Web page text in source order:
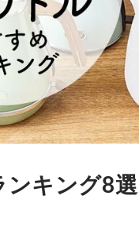
キング8